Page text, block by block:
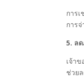
การ
การ
5. ล
เจ้า
ช่วย